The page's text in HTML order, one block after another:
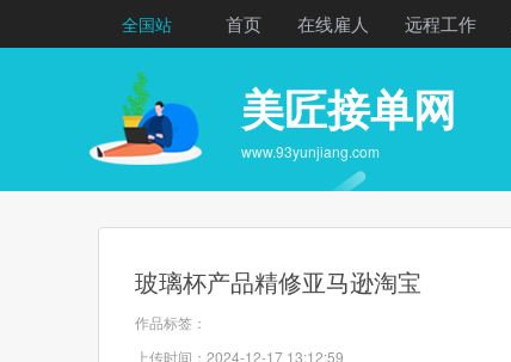
全国站 首页 在线雇人 远程工作
美匠接单网
www.93yunjiang.com
玻璃杯产品精修亚马逊淘宝
作品标签：
上传时间：2024-12-17 13:12:59